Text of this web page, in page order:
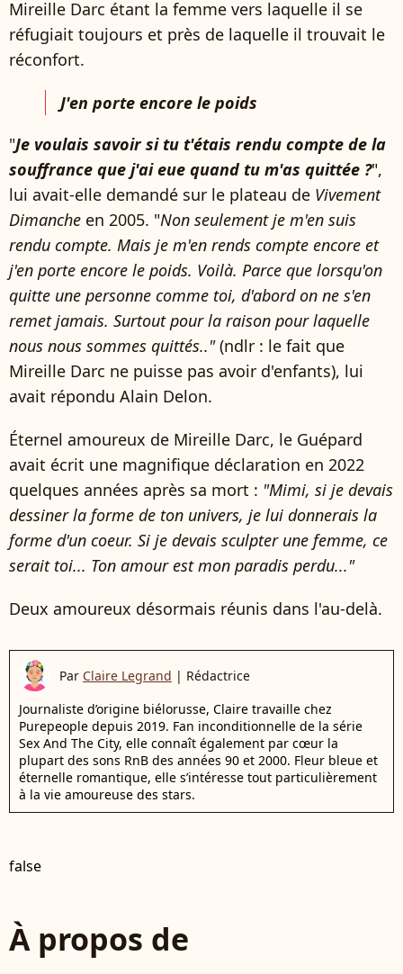
Mireille Darc étant la femme vers laquelle il se
réfugiait toujours et près de laquelle il trouvait le
réconfort.
J'en porte encore le poids
"Je voulais savoir si tu t'étais rendu compte de la
souffrance que j'ai eue quand tu m'as quittée ?",
lui avait-elle demandé sur le plateau de Vivement
Dimanche en 2005. "Non seulement je m'en suis
rendu compte. Mais je m'en rends compte encore et
j'en porte encore le poids. Voilà. Parce que lorsqu'on
quitte une personne comme toi, d'abord on ne s'en
remet jamais. Surtout pour la raison pour laquelle
nous nous sommes quittés.."(ndlr : le fait que
Mireille Darc ne puisse pas avoir d'enfants), lui
avait répondu Alain Delon.
Éternel amoureux de Mireille Darc, le Guépard
avait écrit une magnifique déclaration en 2022
quelques années après sa mort : "Mimi, si je devais
dessiner la forme de ton univers, je lui donnerais la
forme d'un coeur. Si je devais sculpter une femme, ce
serait toi... Ton amour est mon paradis perdu..."
Deux amoureux désormais réunis dans l'au-delà.
Par Claire Legrand | Rédactrice
Journaliste d’origine biélorusse, Claire travaille chez
Purepeople depuis 2019. Fan inconditionnelle de la série
Sex And The City, elle connaît également par cœur la
plupart des sons RnB des années 90 et 2000. Fleur bleue et
éternelle romantique, elle s’intéresse tout particulièrement
à la vie amoureuse des stars.
false
À propos de